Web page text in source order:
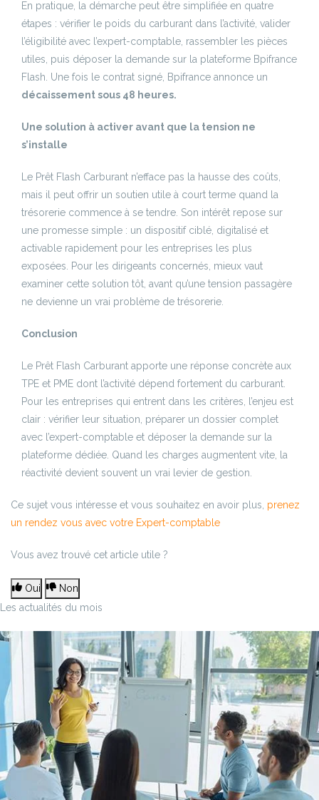
En pratique, la démarche peut être simplifiée en quatre
étapes : vérifier le poids du carburant dans l’activité, valider
l’éligibilité avec l’expert-comptable, rassembler les pièces
utiles, puis déposer la demande sur la plateforme Bpifrance
Flash. Une fois le contrat signé, Bpifrance annonce un
décaissement sous 48 heures.
Une solution à activer avant que la tension ne
s’installe
Le Prêt Flash Carburant n’efface pas la hausse des coûts,
mais il peut offrir un soutien utile à court terme quand la
trésorerie commence à se tendre. Son intérêt repose sur
une promesse simple : un dispositif ciblé, digitalisé et
activable rapidement pour les entreprises les plus
exposées. Pour les dirigeants concernés, mieux vaut
examiner cette solution tôt, avant qu’une tension passagère
ne devienne un vrai problème de trésorerie.
Conclusion
Le Prêt Flash Carburant apporte une réponse concrète aux
TPE et PME dont l’activité dépend fortement du carburant.
Pour les entreprises qui entrent dans les critères, l’enjeu est
clair : vérifier leur situation, préparer un dossier complet
avec l’expert-comptable et déposer la demande sur la
plateforme dédiée. Quand les charges augmentent vite, la
réactivité devient souvent un vrai levier de gestion.
Ce sujet vous intéresse et vous souhaitez en avoir plus, prenez
un rendez vous avec votre Expert-comptable
Vous avez trouvé cet article utile ?
Oui
Non
Les actualités du mois